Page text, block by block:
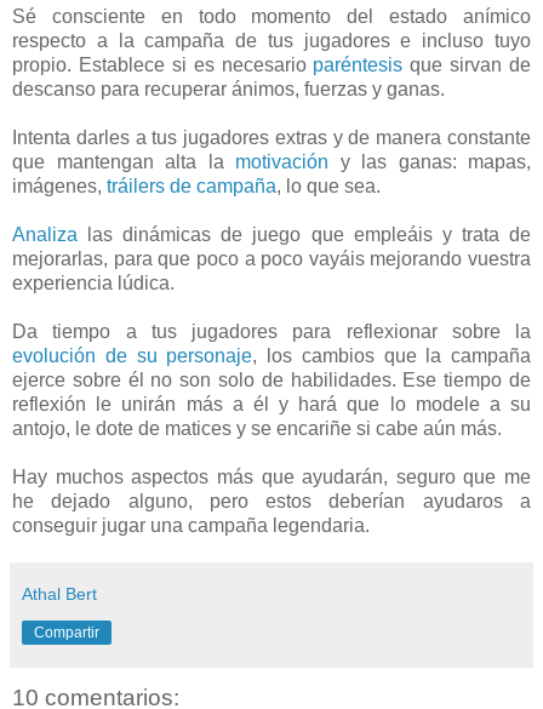
Sé consciente en todo momento del estado anímico
respecto a la campaña de tus jugadores e incluso tuyo
propio. Establece si es necesario paréntesis que sirvan de
descanso para recuperar ánimos, fuerzas y ganas.
Intenta darles a tus jugadores extras y de manera constante
que mantengan alta la motivación y las ganas: mapas,
imágenes, tráilers de campaña, lo que sea.
Analiza las dinámicas de juego que empleáis y trata de
mejorarlas, para que poco a poco vayáis mejorando vuestra
experiencia lúdica.
Da tiempo a tus jugadores para reflexionar sobre la
evolución de su personaje, los cambios que la campaña
ejerce sobre él no son solo de habilidades. Ese tiempo de
reflexión le unirán más a él y hará que lo modele a su
antojo, le dote de matices y se encariñe si cabe aún más.
Hay muchos aspectos más que ayudarán, seguro que me
he dejado alguno, pero estos deberían ayudaros a
conseguir jugar una campaña legendaria.
Athal Bert
Compartir
10 comentarios: